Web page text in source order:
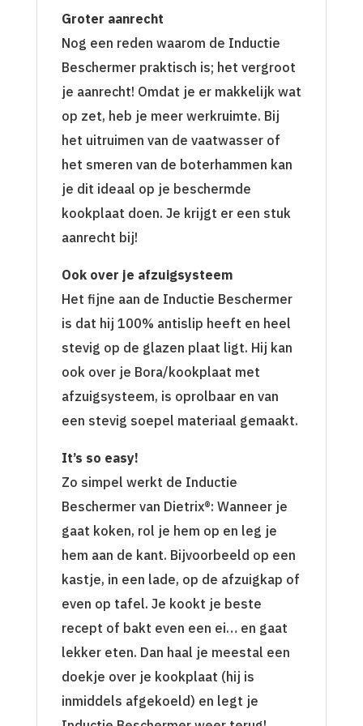
Groter aanrecht
Nog een reden waarom de Inductie
Beschermer praktisch is; het vergroot
je aanrecht! Omdat je er makkelijk wat
op zet, heb je meer werkruimte. Bij
het uitruimen van de vaatwasser of
het smeren van de boterhammen kan
je dit ideaal op je beschermde
kookplaat doen. Je krijgt er een stuk
aanrecht bij!
Ook over je afzuigsysteem
Het fijne aan de Inductie Beschermer
is dat hij 100% antislip heeft en heel
stevig op de glazen plaat ligt. Hij kan
ook over je Bora/kookplaat met
afzuigsysteem, is oprolbaar en van
een stevig soepel materiaal gemaakt.
It’s so easy!
Zo simpel werkt de Inductie
Beschermer van Dietrix®: Wanneer je
gaat koken, rol je hem op en leg je
hem aan de kant. Bijvoorbeeld op een
kastje, in een lade, op de afzuigkap of
even op tafel. Je kookt je beste
recept of bakt even een ei… en gaat
lekker eten. Dan haal je meestal een
doekje over je kookplaat (hij is
inmiddels afgekoeld) en legt je